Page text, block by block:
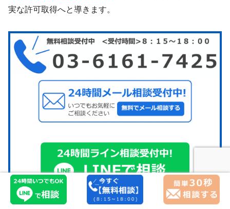
実な許可取得へと導きます。